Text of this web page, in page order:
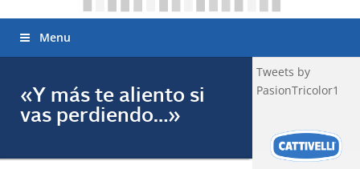
Menu
«Y más te aliento si
vas perdiendo…»
Tweets by
PasionTricolor1